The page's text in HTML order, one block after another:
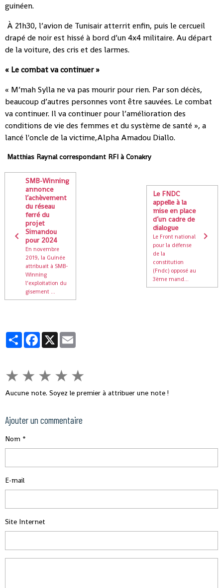
guinéen.
À 21h30, l’avion de Tunisair atterrit enfin, puis le cercueil
drapé de noir est hissé à bord d’un 4x4 militaire. Au départ
de la voiture, des cris et des larmes.
« Le combat va continuer »
« M’mah Sylla ne va pas mourir pour rien. Par son décès,
beaucoup d’autres personnes vont être sauvées. Le combat
va continuer. Il va continuer pour l’amélioration des
conditions de vie des femmes et du système de santé », a
lancé l'oncle de la victime,Alpha Amadou Diallo.
Matthias Raynal correspondant RFI à Conakry
SMB-Winning
annonce
l’achèvement
du réseau
ferré du
projet
Simandou
pour 2024
En novembre
2019, la Guinée
attribuait à SMB-
Winning
l’exploitation du
gisement ...
Le FNDC
appelle à la
mise en place
d’un cadre de
dialogue
Le Front national
pour la défense
de la
constitution
(Fndc) opposé au
3ème mand...
PartagerFacebook
X
★ ★ ★ ★ ★
Aucune note. Soyez le premier à attribuer une note !
Ajouter un commentaire
Nom
E-mail
Site Internet